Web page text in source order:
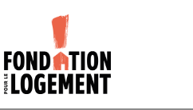
GENRE &
HABITAT :